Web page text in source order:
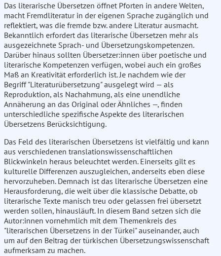
Das literarische Übersetzen öffnet Pforten in andere Welten,
macht Fremdliteratur in der eigenen Sprache zugänglich und
reflektiert, was die fremde bzw. andere Literatur ausmacht.
Bekanntlich erfordert das literarische Übersetzen mehr als
ausgezeichnete Sprach- und Übersetzungskompetenzen.
Darüber hinaus sollten Übersetzer:innen über poetische und
literarische Kompetenzen verfügen, wobei auch ein großes
Maß an Kreativität erforderlich ist. Je nachdem wie der
Begriff "Literaturübersetzung" ausgelegt wird — als
Reproduktion, als Nachahmung, als eine unendliche
Annäherung an das Original oder Ähnliches —, finden
unterschiedliche spezifische Aspekte des literarischen
Übersetzens Berücksichtigung.
Das Feld des literarischen Übersetzens ist vielfältig und kann
aus verschiedenen translationswissenschaftlichen
Blickwinkeln heraus beleuchtet werden. Einerseits gilt es
kulturelle Differenzen auszugleichen, anderseits eben diese
hervorzuheben. Demnach ist das literarische Übersetzen eine
Herausforderung, die weit über die klassische Debatte, ob
literarische Texte manisch treu oder gelassen frei übersetzt
werden sollen, hinausläuft. In diesem Band setzen sich die
Autor:innen vornehmlich mit dem Themenkreis des
"literarischen Übersetzens in der Türkei" auseinander, auch
um auf den Beitrag der türkischen Übersetzungswissenschaft
aufmerksam zu machen.